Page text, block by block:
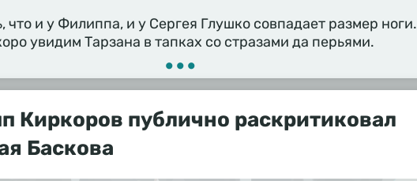
что и у Филиппа, и у Сергея Глушко совпадает размер ноги.
увидим Тарзана в тапках со стразами да перьями.
•••
Киркоров публично раскритиковал
Баскова